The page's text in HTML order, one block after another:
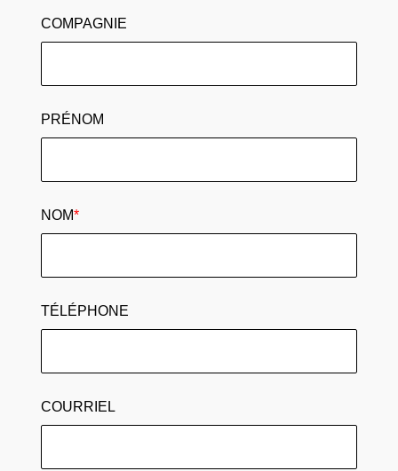
COMPAGNIE
PRÉNOM
NOM*
TÉLÉPHONE
COURRIEL